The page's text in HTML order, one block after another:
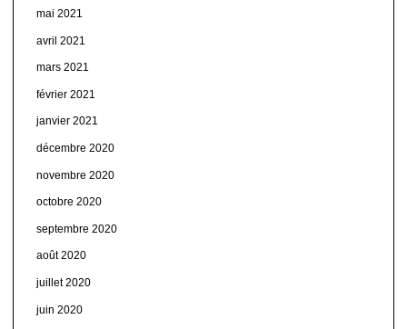
mai 2021
avril 2021
mars 2021
février 2021
janvier 2021
décembre 2020
novembre 2020
octobre 2020
septembre 2020
août 2020
juillet 2020
juin 2020